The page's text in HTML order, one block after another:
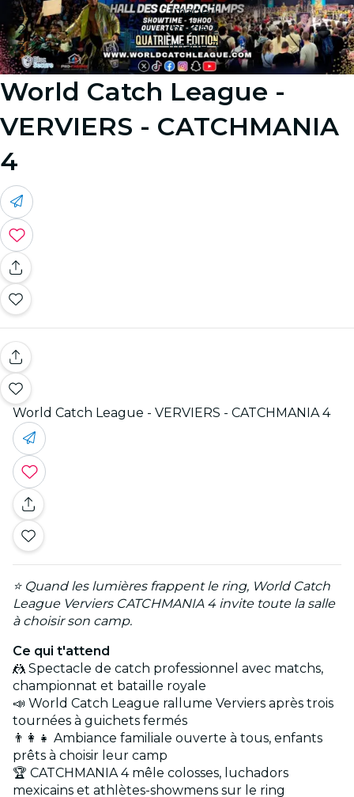
Image 1
Image 2
Image 3
World Catch League -
VERVIERS - CATCHMANIA
4
World Catch League - VERVIERS - CATCHMANIA 4
⭐ Quand les lumières frappent le ring, World Catch
League Verviers CATCHMANIA 4 invite toute la salle
à choisir son camp.
Ce qui t'attend
🤼 Spectacle de catch professionnel avec matchs,
championnat et bataille royale
📣 World Catch League rallume Verviers après trois
tournées à guichets fermés
👨‍👩‍👧 Ambiance familiale ouverte à tous, enfants
prêts à choisir leur camp
🏆 CATCHMANIA 4 mêle colosses, luchadors
mexicains et athlètes-showmens sur le ring